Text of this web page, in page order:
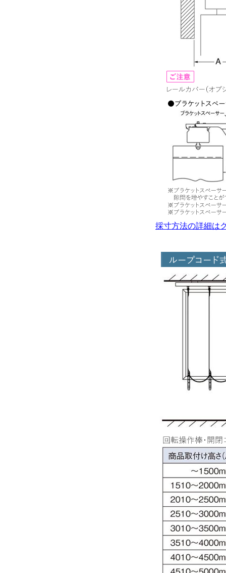
採寸方法の詳細は